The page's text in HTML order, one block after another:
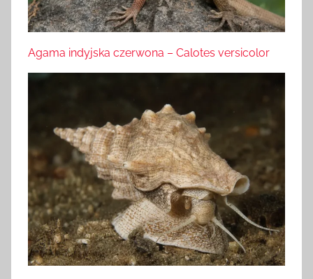
Agama indyjska czerwona – Calotes versicolor